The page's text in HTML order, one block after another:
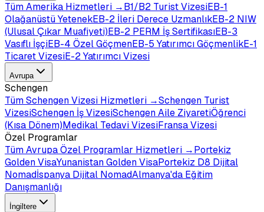
TümAmerika Hizmetleri →B1/B2 Turist VizesiEB-1
Olağanüstü YetenekEB-2 İleri Derece UzmanlıkEB-2 NIW
(Ulusal Çıkar Muafiyeti)EB-2 PERM İş SertifikasıEB-3
Vasıflı İşçiEB-4 Özel GöçmenEB-5 Yatırımcı GöçmenlikE-1
Ticaret VizesiE-2 Yatırımcı Vizesi
Avrupa
Schengen
TümSchengen Vizesi Hizmetleri →Schengen Turist
VizesiSchengen İş VizesiSchengen Aile ZiyaretiÖğrenci
(Kısa Dönem)Medikal Tedavi VizesiFransa Vizesi
Özel Programlar
TümAvrupa Özel Programlar Hizmetleri →Portekiz
Golden VisaYunanistan Golden VisaPortekiz D8 Dijital
Nomadİspanya Dijital NomadAlmanya'da Eğitim
Danışmanlığı
İngiltere